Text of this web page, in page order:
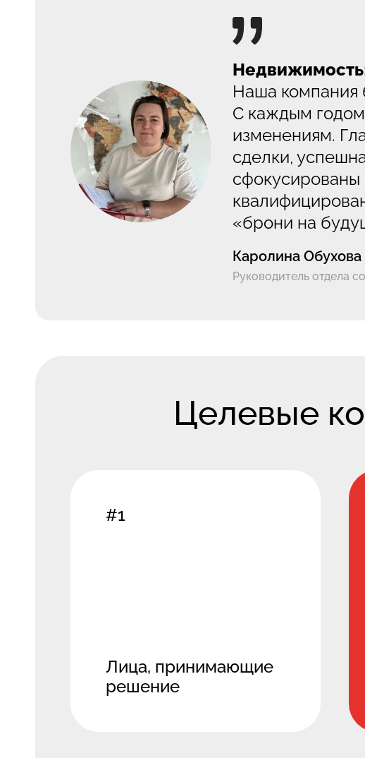
Наша компания
С каждым годом
изменениям.
сделки,
сфокусированы
«брони на
Каролина Обухова
Руководитель отдела
Целевые
#1
Лица, принимающие
решение